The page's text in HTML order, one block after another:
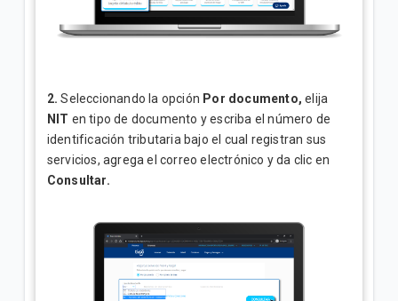
2. Seleccionando la opción Por documento,elija
NIT en tipo de documento y escriba el número de
identificación tributaria bajo el cual registran sus
servicios, agrega el correo electrónico y da clic en
Consultar.